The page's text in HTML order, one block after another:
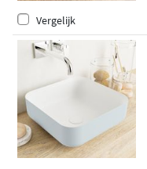
Vergelijk